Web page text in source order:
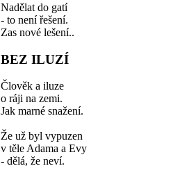
Nadělat do gatí
- to není řešení.
Zas nové lešení..
BEZ ILUZÍ
Člověk a iluze
o ráji na zemi.
Jak marné snažení.
Že už byl vypuzen
v těle Adama a Evy
- dělá, že neví.